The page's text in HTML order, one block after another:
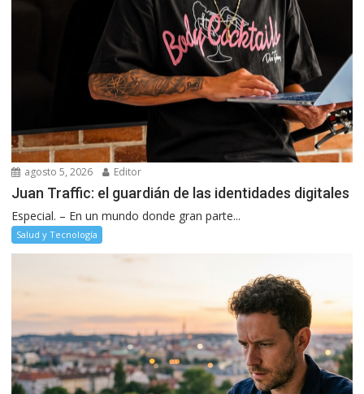
agosto 5, 2026 Editor
Juan Traffic: el guardián de las identidades digitales
Especial. – En un mundo donde gran parte...
Salud y Tecnología